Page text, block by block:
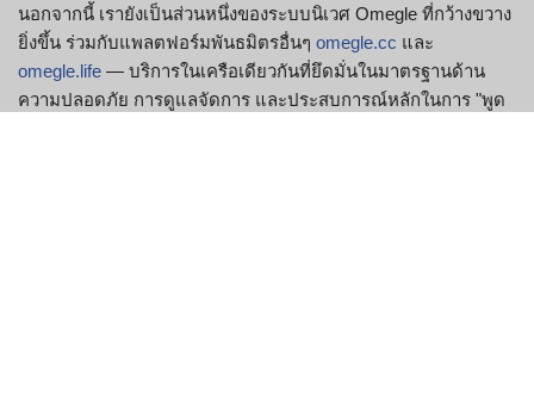
นอกจากนี้ เรายังเป็นส่วนหนึ่งของระบบนิเวศ Omegle ที่กว้างขวาง
ยิ่งขึ้น ร่วมกับแพลตฟอร์มพันธมิตรอื่นๆ omegle.cc และ
omegle.life — บริการในเครือเดียวกันที่ยึดมั่นในมาตรฐานด้าน
ความปลอดภัย การดูแลจัดการ และประสบการณ์หลักในการ "พูด